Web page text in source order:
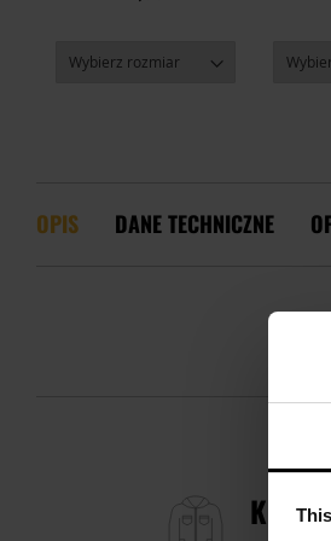
OPIS DANE TECHNICZNE